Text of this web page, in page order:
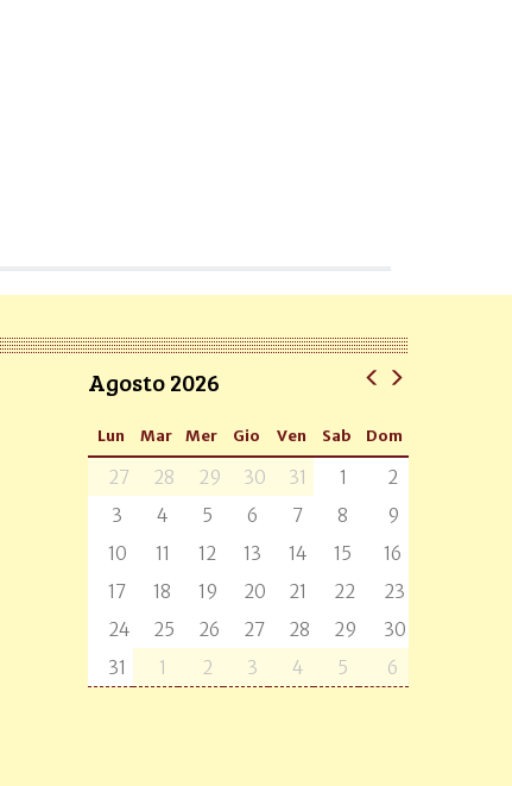
Agosto 2026
Lun Mar Mer Gio Ven Sab Dom
27 28 29 30 31 1
2
3
4 5 6 7 8
9
10
11 12 13 14 15
16
17
18 19 20 21 22
23
24
25 26 27 28 29
30
31
1 2 3 4 5 6